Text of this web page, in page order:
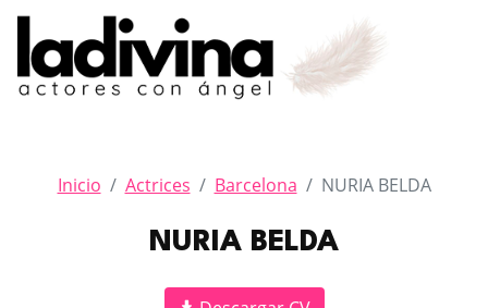
Inicio Actrices Barcelona NURIA BELDA
NURIA BELDA